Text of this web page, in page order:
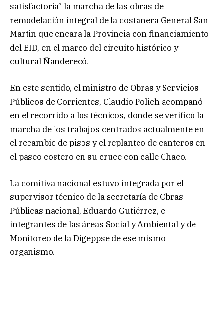
satisfactoria” la marcha de las obras de
remodelación integral de la costanera General San
Martin que encara la Provincia con financiamiento
del BID, en el marco del circuito histórico y
cultural Ñanderecó.
En este sentido, el ministro de Obras y Servicios
Públicos de Corrientes, Claudio Polich acompañó
en el recorrido a los técnicos, donde se verificó la
marcha de los trabajos centrados actualmente en
el recambio de pisos y el replanteo de canteros en
el paseo costero en su cruce con calle Chaco.
La comitiva nacional estuvo integrada por el
supervisor técnico de la secretaría de Obras
Públicas nacional, Eduardo Gutiérrez, e
integrantes de las áreas Social y Ambiental y de
Monitoreo de la Digeppse de ese mismo
organismo.